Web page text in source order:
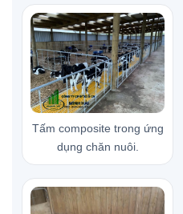
Tấm composite trong ứng
dụng chăn nuôi.